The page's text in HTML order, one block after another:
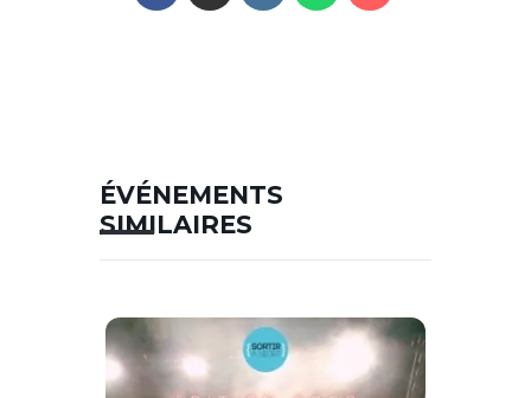
ÉVÉNEMENTS
SIMILAIRES